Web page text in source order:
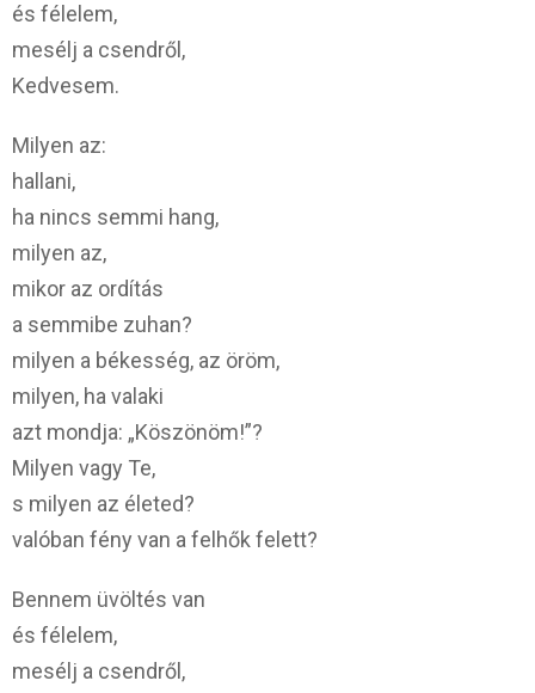
és félelem,
mesélj a csendről,
Kedvesem.
Milyen az:
hallani,
ha nincs semmi hang,
milyen az,
mikor az ordítás
a semmibe zuhan?
milyen a békesség, az öröm,
milyen, ha valaki
azt mondja: „Köszönöm!”?
Milyen vagy Te,
s milyen az életed?
valóban fény van a felhők felett?
Bennem üvöltés van
és félelem,
mesélj a csendről,